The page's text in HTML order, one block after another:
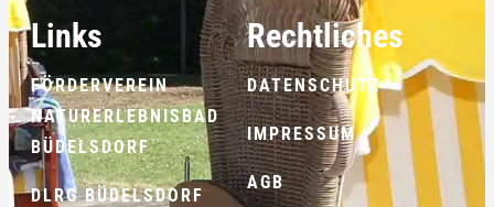
Links
FÖRDERVEREIN
NATURERLEBNISBAD
BÜDELSDORF
DLRG BÜDELSDORF
Rechtliches
DATENSCHUTZ
IMPRESSUM
AGB